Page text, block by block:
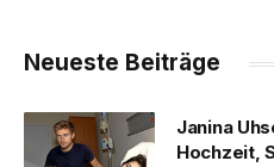
Neueste Beiträge
Janina
Hochzeit,